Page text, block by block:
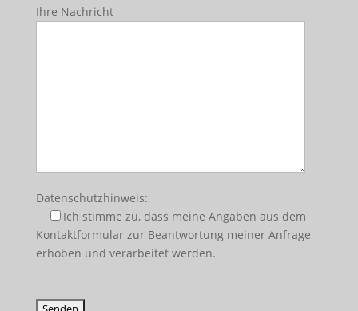
Ihre Nachricht
Datenschutzhinweis:
Ich stimme zu, dass meine Angaben aus dem
Kontaktformular zur Beantwortung meiner Anfrage
erhoben und verarbeitet werden.